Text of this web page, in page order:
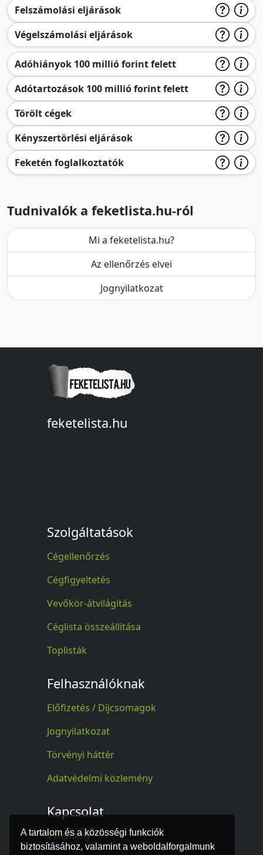
A tartalom és a közösségi funkciók
biztosításához, valamint a weboldalforgalmunk
Felszámolási eljárások
Végelszámolási eljárások
Adóhiányok 100 millió forint felett
Adótartozások 100 millió forint felett
Törölt cégek
Kényszertörlési eljárások
Feketén foglalkoztatók
Tudnivalók a feketlista.hu-ról
Mi a feketelista.hu?
Az ellenőrzés elvei
Jognyilatkozat
feketelista.hu
Szolgáltatások
Cégellenőrzés
Cégfigyeltetés
Vevőkör-átvilágítás
Céglista összeállítása
Toplisták
Felhasználóknak
Előfizetés / Díjcsomagok
Jognyilatkozat
Törvényi háttér
Adatvédelmi közlemény
Kapcsolat
Vélemény